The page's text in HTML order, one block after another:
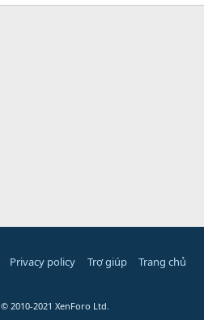
Privacy policy Trợ giúp Trang chủ
© 2010-2021 XenForo Ltd.